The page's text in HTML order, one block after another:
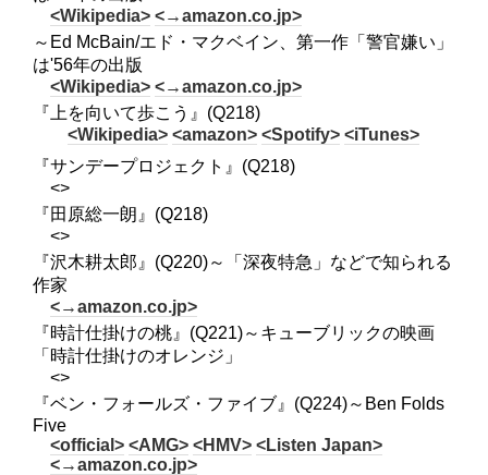
<Wikipedia> <→amazon.co.jp>
～Ed McBain/エド・マクベイン、第一作「警官嫌い」
は'56年の出版
<Wikipedia> <→amazon.co.jp>
『上を向いて歩こう』(Q218)
<Wikipedia> <amazon> <Spotify> <iTunes>
『サンデープロジェクト』(Q218)
<>
『田原総一朗』(Q218)
<>
『沢木耕太郎』(Q220)～「深夜特急」などで知られる
作家
<→amazon.co.jp>
『時計仕掛けの桃』(Q221)～キューブリックの映画
「時計仕掛けのオレンジ」
<>
『ベン・フォールズ・ファイブ』(Q224)～Ben Folds
Five
<official> <AMG> <HMV> <Listen Japan>
<→amazon.co.jp>